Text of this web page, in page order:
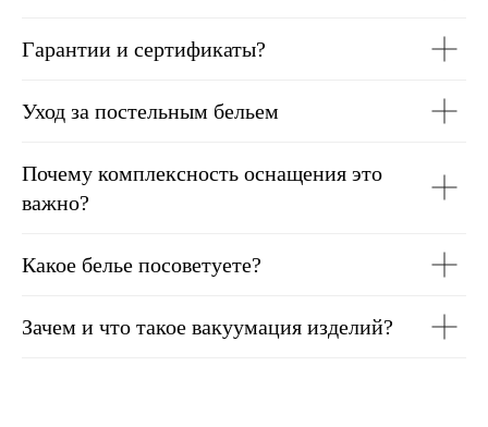
Гарантии и сертификаты?
Уход за постельным бельем
Почему комплексность оснащения это
важно?
Какое белье посоветуете?
Зачем и что такое вакуумация изделий?